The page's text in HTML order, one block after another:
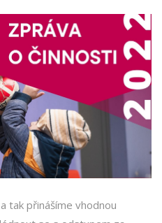
tak přinášíme vhodnou